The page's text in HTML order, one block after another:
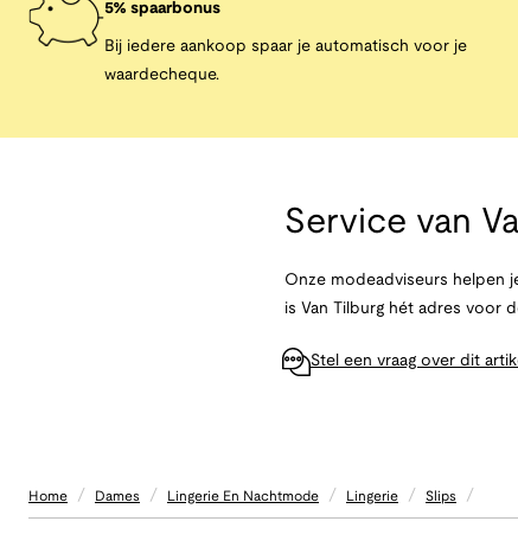
5% spaarbonus
Bij iedere aankoop spaar je automatisch voor je
waardecheque.
Service van
Onze modeadviseurs helpen
is Van Tilburg hét adres voor
Stel een vraag over dit
Home / Dames / Lingerie En Nachtmode / Lingerie / Slips /